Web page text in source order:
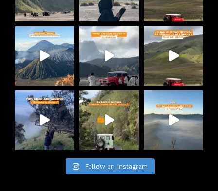
Follow on Instagram